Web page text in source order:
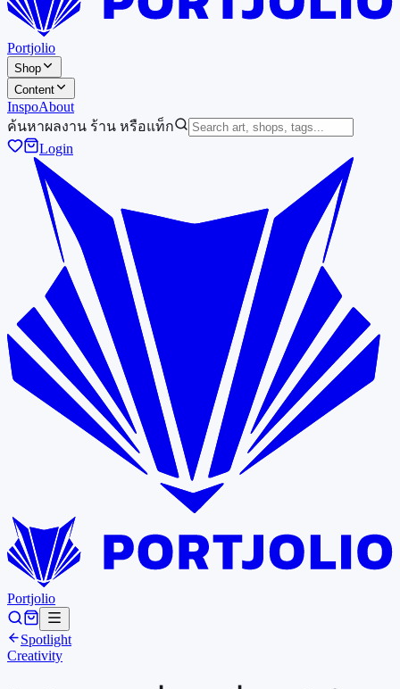
Portjolio
Shop
Content
InspoAbout
ค้นหาผลงาน ร้าน หรือแท็ก
Login
Portjolio
Spotlight
Creativity